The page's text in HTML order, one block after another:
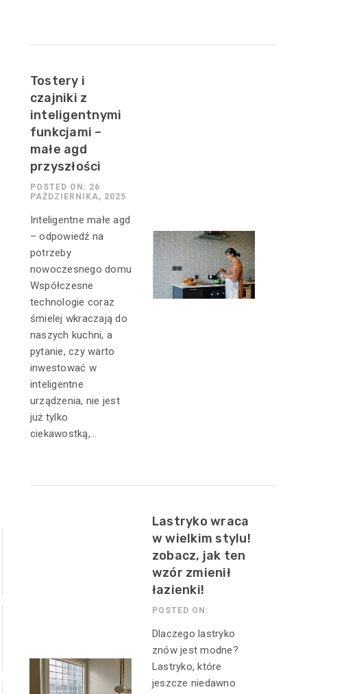
Tostery i
czajniki z
inteligentnymi
funkcjami –
małe agd
przyszłości
POSTED ON: 26
PAŹDZIERNIKA, 2025
Inteligentne małe agd
– odpowiedź na
potrzeby
nowoczesnego domu
Współczesne
technologie coraz
śmielej wkraczają do
naszych kuchni, a
pytanie, czy warto
inwestować w
inteligentne
urządzenia, nie jest
już tylko
ciekawostką,...
Lastryko wraca
w wielkim stylu!
zobacz, jak ten
wzór zmienił
łazienki!
POSTED ON:
Dlaczego lastryko
znów jest modne?
Lastryko, które
jeszcze niedawno